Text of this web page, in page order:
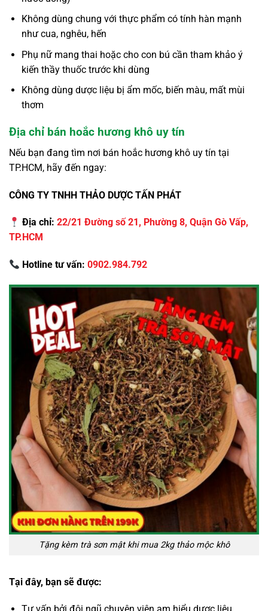
Không dùng chung với thực phẩm có tính hàn mạnh
như cua, nghêu, hến
Phụ nữ mang thai hoặc cho con bú cần tham khảo ý
kiến thầy thuốc trước khi dùng
Không dùng dược liệu bị ẩm mốc, biến màu, mất mùi
thơm
Địa chỉ bán hoắc hương khô uy tín
Nếu bạn đang tìm nơi bán hoắc hương khô uy tín tại
TP.HCM, hãy đến ngay:
CÔNG TY TNHH THẢO DƯỢC TẤN PHÁT
Địa chỉ:22/21 Đường số 21, Phường 8, Quận Gò Vấp,
TP.HCM
Hotline tư vấn:0902.984.792
Tặng kèm trà sơn mật khi mua 2kg thảo mộc khô
Tại đây, bạn sẽ được: